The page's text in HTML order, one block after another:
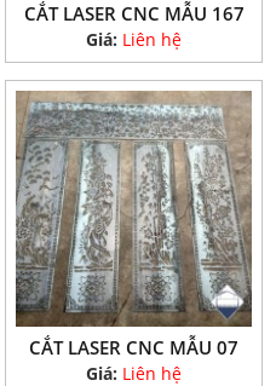
CẮT LASER CNC MẪU 167
Giá: Liên hệ
CẮT LASER CNC MẪU 07
Giá: Liên hệ